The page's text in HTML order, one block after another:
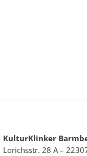
KulturKlinker
Lorichsstr. 28 A –